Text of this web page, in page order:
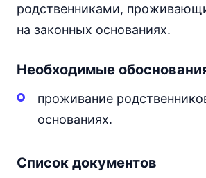
родственниками,
на законных основаниях.
Необходимые
проживание
основаниях.
Список документов